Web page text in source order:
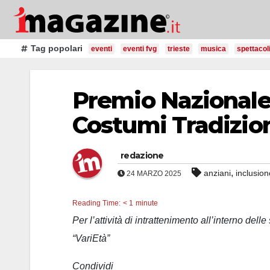
Salta
contenutoTag popolari eventi eventi fvg trieste musica spettacoli
Premio
Costumi
redazione
24 MARZO 2025 anziani,
Reading Time: < 1 minute
Per l’attività di intrattenimento all’interno
“VariEtà”
Condividi